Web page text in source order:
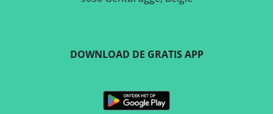
DOWNLOAD DE GRATIS APP